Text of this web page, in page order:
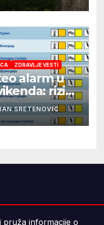
ZDRAVLJE VESTI
alarm u
rizik
požara
veoma
SRETENOVIC
pruža informacije o